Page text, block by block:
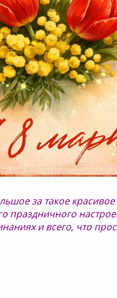
за такое
праздничного
и всего, что